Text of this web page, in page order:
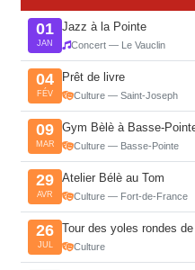
01
JAN
Jazz à la Pointe
Concert — Le Vauclin
04
FÉV
Prêt de livre
Culture — Saint-Joseph
09
MAR
Gym Bèlè à Basse-
Culture — Basse-Pointe
29
AVR
Atelier Bélè au Tom
Culture — Fort-de-France
26
JUL
Tour des yoles rondes
Culture